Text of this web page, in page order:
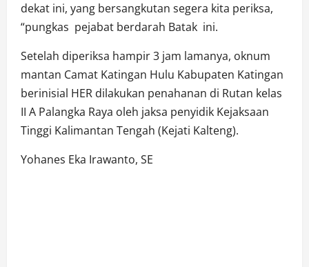
dekat ini, yang bersangkutan segera kita periksa,
“pungkas pejabat berdarah Batak ini.
Setelah diperiksa hampir 3 jam lamanya, oknum
mantan Camat Katingan Hulu Kabupaten Katingan
berinisial HER dilakukan penahanan di Rutan kelas
II A Palangka Raya oleh jaksa penyidik Kejaksaan
Tinggi Kalimantan Tengah (Kejati Kalteng).
Yohanes Eka Irawanto, SE